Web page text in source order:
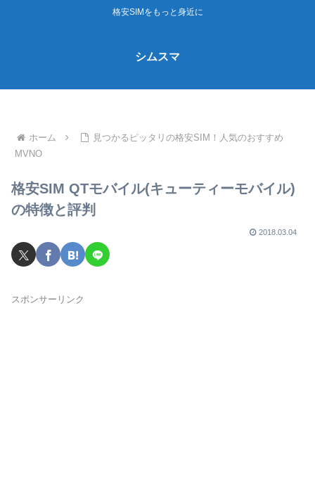
格安SIMをもっと身近に
シムスマ
ホーム
見つかるピッタリの格安SIM！人気のおすすめ
MVNO
格安SIM QTモバイル(キューティーモバイル)
の特徴と評判
2018.03.04
スポンサーリンク